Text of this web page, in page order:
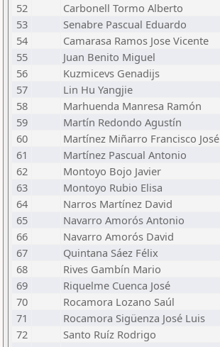
52
Carbonell Tormo Alberto
53
Senabre Pascual Eduardo
54
Camarasa Ramos Jose Vicente
55
Juan Benito Miguel
56
Kuzmicevs Genadijs
57
Lin Hu Yangjie
58
Marhuenda Manresa Ramón
59
Martín Redondo Agustín
60
Martínez Miñarro Francisco José
61
Martínez Pascual Antonio
62
Montoyo Bojo Javier
63
Montoyo Rubio Elisa
64
Narros Martínez David
65
Navarro Amorós Antonio
66
Navarro Amorós David
67
Quintana Sáez Félix
68
Rives Gambín Mario
69
Riquelme Cuenca José
70
Rocamora Lozano Saúl
71
Rocamora Sigüenza José Luis
72
Santo Ruíz Rodrigo